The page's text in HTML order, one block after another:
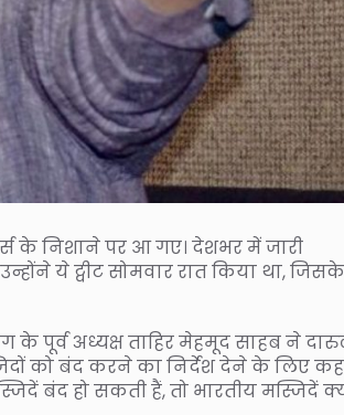
के निशाने पर आ गए। देशभर में जारी
ये ट्वीट सोमवार रात किया था, जिसके
पूर्व अध्यक्ष ताहिर मेहमूद साहब ने
को बंद करने का निर्देश देने के लिए
बंद हो सकती हैं, तो भारतीय मस्जिदें